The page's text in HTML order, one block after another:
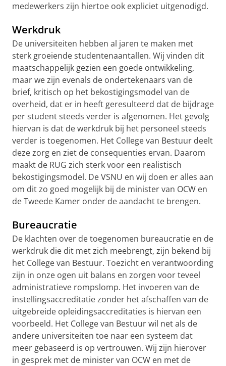
medewerkers zijn hiertoe ook expliciet uitgenodigd.
Werkdruk
De universiteiten hebben al jaren te maken met
sterk groeiende studentenaantallen. Wij vinden dit
maatschappelijk gezien een goede ontwikkeling,
maar we zijn evenals de ondertekenaars van de
brief, kritisch op het bekostigingsmodel van de
overheid, dat er in heeft geresulteerd dat de bijdrage
per student steeds verder is afgenomen. Het gevolg
hiervan is dat de werkdruk bij het personeel steeds
verder is toegenomen. Het College van Bestuur deelt
deze zorg en ziet de consequenties ervan. Daarom
maakt de RUG zich sterk voor een realistisch
bekostigingsmodel. De VSNU en wij doen er alles aan
om dit zo goed mogelijk bij de minister van OCW en
de Tweede Kamer onder de aandacht te brengen.
Bureaucratie
De klachten over de toegenomen bureaucratie en de
werkdruk die dit met zich meebrengt, zijn bekend bij
het College van Bestuur. Toezicht en verantwoording
zijn in onze ogen uit balans en zorgen voor teveel
administratieve rompslomp. Het invoeren van de
instellingsaccreditatie zonder het afschaffen van de
uitgebreide opleidingsaccreditaties is hiervan een
voorbeeld. Het College van Bestuur wil net als de
andere universiteiten toe naar een systeem dat
meer gebaseerd is op vertrouwen. Wij zijn hierover
in gesprek met de minister van OCW en met de